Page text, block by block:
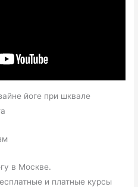
йоге при шквале
в Москве.
и платные курсы